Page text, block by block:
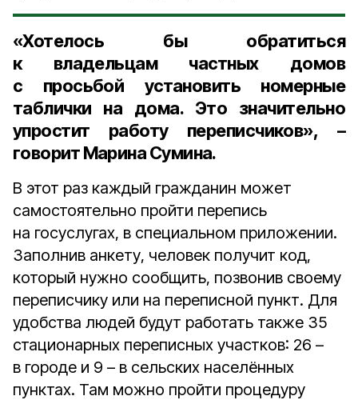
«Хотелось бы обратиться
к владельцам частных домов
с просьбой установить номерные
таблички на дома. Это значительно
упростит работу переписчиков», –
говорит Марина Сумина.
В этот раз каждый гражданин может
самостоятельно пройти перепись
на госуслугах, в специальном приложении.
Заполнив анкету, человек получит код,
который нужно сообщить, позвонив своему
переписчику или на переписной пункт. Для
удобства людей будут работать также 35
стационарных переписных участков: 26 –
в городе и 9 – в сельских населённых
пунктах. Там можно пройти процедуру